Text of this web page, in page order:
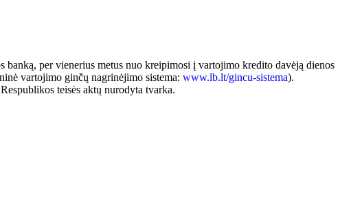
per vienerius metus nuo kreipimosi į vartojimo kredito davėją dienos
vartojimo ginčų nagrinėjimo sistema: www.lb.lt/gincu-sistema).
teisės aktų nurodyta tvarka.